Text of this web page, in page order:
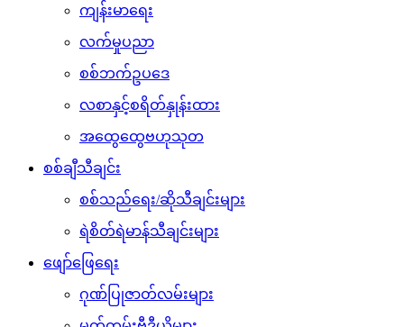
ကျန်းမာရေး
လက်မှုပညာ
စစ်ဘက်ဥပဒေ
လစာနှင့်စရိတ်နှုန်းထား
အထွေထွေဗဟုသုတ
စစ်ချီသီချင်း
စစ်သည်ရေး/ဆိုသီချင်းများ
ရဲစိတ်ရဲမာန်သီချင်းများ
ဖျော်ဖြေရေး
ဂုဏ်ပြုဇာတ်လမ်းများ